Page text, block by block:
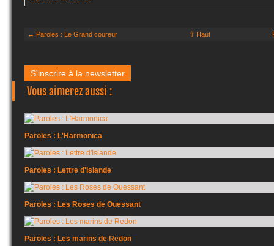
← Paroles : Le Grand coureur ⇧ Haut
S'inscrire à la newsletter
Vous aimerez aussi :
Paroles : L'Harmonica
Paroles : Lettre d'Islande
Paroles : Les Roses de Ouessant
Paroles : Les marins de Redon